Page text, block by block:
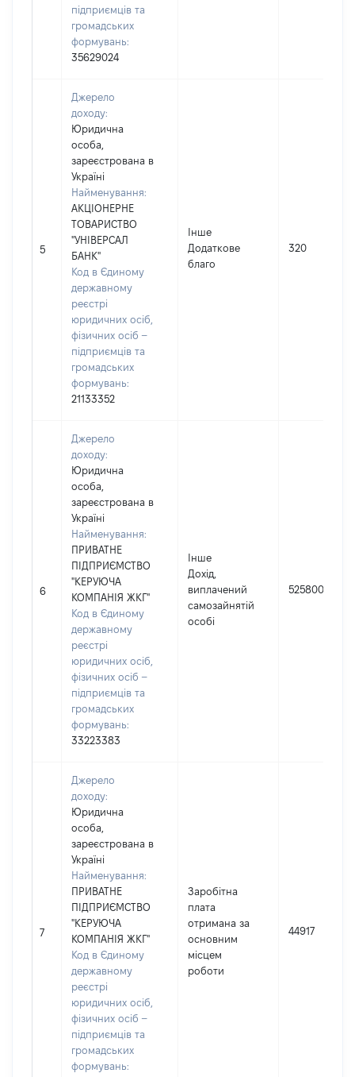
підприємців та
громадських
формувань:
35629024
5
Джерело
доходу:
Юридична
особа,
зареєстрована в
Україні
Найменування:
АКЦІОНЕРНЕ
ТОВАРИСТВО
"УНІВЕРСАЛ
БАНК"
Код в Єдиному
державному
реєстрі
юридичних осіб,
фізичних осіб –
підприємців та
громадських
формувань:
21133352
Інше
Додаткове
благо
320
6
Джерело
доходу:
Юридична
особа,
зареєстрована в
Україні
Найменування:
ПРИВАТНЕ
ПІДПРИЄМСТВО
"КЕРУЮЧА
КОМПАНІЯ ЖКГ"
Код в Єдиному
державному
реєстрі
юридичних осіб,
фізичних осіб –
підприємців та
громадських
формувань:
33223383
Інше
Дохід,
виплачений
самозайнятій
особі
525800
7
Джерело
доходу:
Юридична
особа,
зареєстрована в
Україні
Найменування:
ПРИВАТНЕ
ПІДПРИЄМСТВО
"КЕРУЮЧА
КОМПАНІЯ ЖКГ"
Код в Єдиному
державному
реєстрі
юридичних осіб,
фізичних осіб –
підприємців та
громадських
формувань:
Заробітна
плата
отримана за
основним
місцем
роботи
44917